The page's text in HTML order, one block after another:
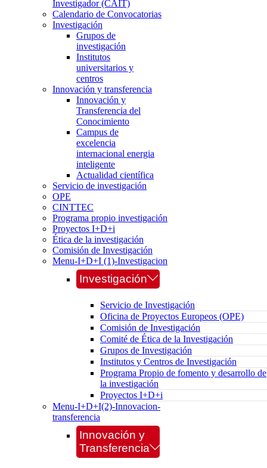
Investigador (CAIT)
Calendario de Convocatorias
Investigación
Grupos de
investigación
Institutos
universitarios y
centros
Innovación y transferencia
Innovación y
Transferencia del
Conocimiento
Campus de
excelencia
internacional energia
inteligente
Actualidad científica
Servicio de investigación
OPE
CINTTEC
Programa propio investigación
Proyectos I+D+i
Ética de la investigación
Comisión de Investigación
Menu-I+D+I (1)-Investigacion
Investigación
Servicio de Investigación
Oficina de Proyectos Europeos (OPE)
Comisión de Investigación
Comité de Ética de la Investigación
Grupos de Investigación
Institutos y Centros de Investigación
Programa Propio de fomento y desarrollo de
la investigación
Proyectos I+D+i
Menu-I+D+I(2)-Innovacion-
transferencia
Innovación y
Transferencia